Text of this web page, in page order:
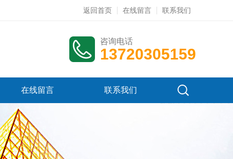
返回首页 在线留言 联系我们
咨询电话
13720305159
在线留言 联系我们